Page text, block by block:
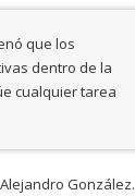
que los
dentro de la
cualquier tarea
González.